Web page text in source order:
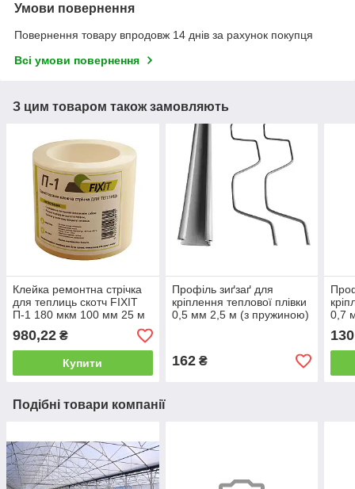
Умови повернення
Повернення товару впродовж 14 днів за рахунок покупця
Всі умови повернення
З цим товаром також замовляють
Клейка ремонтна стрічка
для теплиць скотч FIXIT
П-1 180 мкм 100 мм 25 м
980,22 ₴
Купити
Профіль зиґзаґ для
кріплення теплової плівки
0,5 мм 2,5 м (з пружиною)
162₴
0,7
Подібні товари компанії